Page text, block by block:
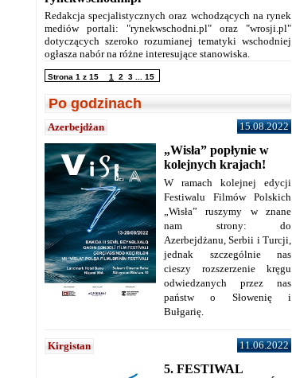
Redakcja specjalistycznych oraz wchodzących na rynek
mediów portali: "rynekwschodni.pl" oraz "wrosji.pl"
dotyczących szeroko rozumianej tematyki wschodniej
ogłasza nabór na różne interesujące stanowiska.
Strona 1 z 15 1 2 3 15
Po godzinach
Azerbejdżan 15.08.2022
„Wisła” popłynie w
kolejnych krajach!
W ramach kolejnej edycji
Festiwalu Filmów Polskich
„Wisła” ruszymy w znane
nam strony: do
Azerbejdżanu, Serbii i Turcji,
jednak szczególnie nas
cieszy rozszerzenie kręgu
odwiedzanych przez nas
państw o Słowenię i
Bułgarię.
Kirgistan 11.06.2022
5. FESTIWAL